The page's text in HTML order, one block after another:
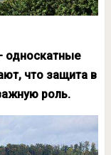
односкатные
что защита в
роль.